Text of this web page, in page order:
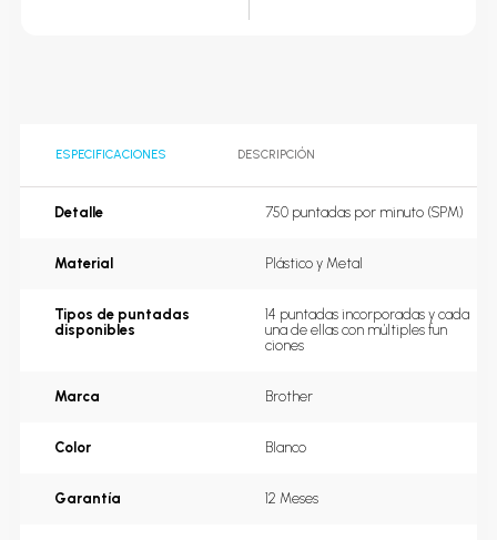
ESPECIFICACIONES DESCRIPCIÓN
Detalle 750 puntadas por minuto (SPM)
Material Plástico y Metal
Tipos de puntadas
disponibles
14 puntadas incorporadas y cada
una de ellas con múltiples fun
ciones
Marca Brother
Color Blanco
Garantía 12 Meses